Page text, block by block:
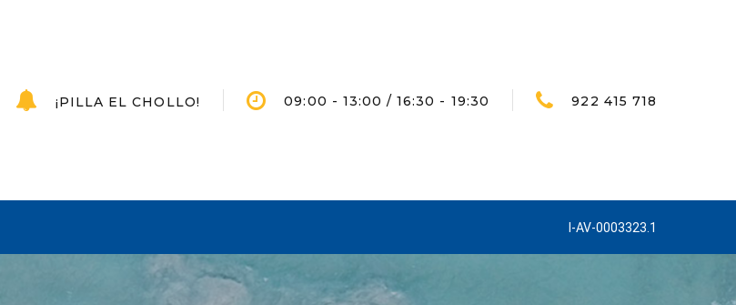
¡PILLA EL CHOLLO! 09:00 - 13:00 / 16:30 - 19:30 922 415 718
I-AV-0003323.1